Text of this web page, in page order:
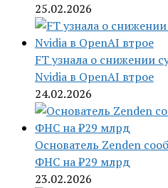
25.02.2026
FT узнала о снижении
Nvidia в OpenAI втрое
24.02.2026
Основатель Zenden
ФНС на ₽29 млрд
23.02.2026